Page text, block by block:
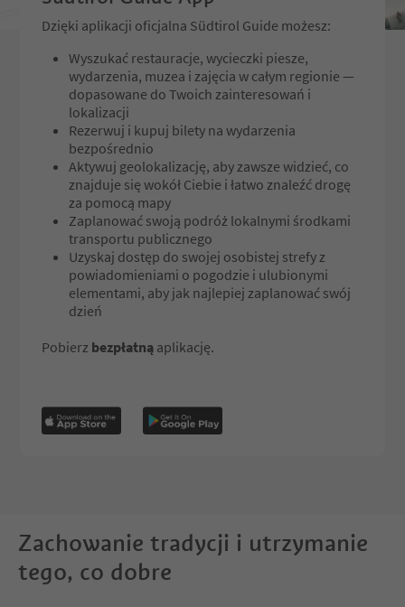
Dzięki aplikacji oficjalna Südtirol Guide możesz:
Wyszukać restauracje, wycieczki piesze,
wydarzenia, muzea i zajęcia w całym regionie —
dopasowane do Twoich zainteresowań i
lokalizacji
Rezerwuj i kupuj bilety na wydarzenia
bezpośrednio
Aktywuj geolokalizację, aby zawsze widzieć, co
znajduje się wokół Ciebie i łatwo znaleźć drogę
za pomocą mapy
Zaplanować swoją podróż lokalnymi środkami
transportu publicznego
Uzyskaj dostęp do swojej osobistej strefy z
powiadomieniami o pogodzie i ulubionymi
elementami, aby jak najlepiej zaplanować swój
dzień
Pobierz bezpłatną aplikację.
Zachowanie tradycji i utrzymanie
tego, co dobre